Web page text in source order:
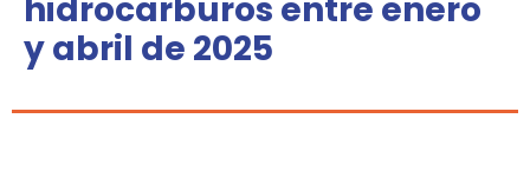
hidrocarburos entre enero
y abril de 2025